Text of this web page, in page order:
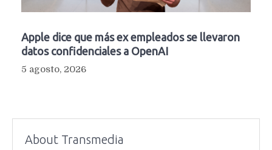
Apple dice que más ex empleados se llevaron
datos confidenciales a OpenAI
5 agosto, 2026
About Transmedia